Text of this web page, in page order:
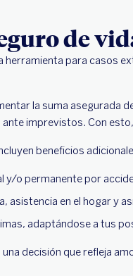
de
herramienta para casos
la suma asegurada
ante imprevistos. Con
beneficios
y/o permanente por
asistencia en el hogar y
adaptándose a tus
decisión que refleja